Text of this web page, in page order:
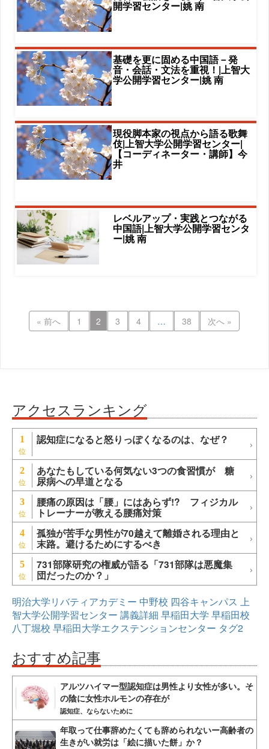
開学習センター|姚 南
基礎を更に固める中国語－発
音・会話・文法を重視！|上智大
学公開学習センター|姚 南
現役脚本家の視点から語る歌舞
伎|上智大学公開学習センター|
【コーディネーター・講師】今
井
レベルアップ・実践とつながる
中国語|上智大学公開学習センタ
ー|姚 南
« 前へ 1 2 3 4 … 38 次へ »
アクセスランキング
1 認知症になると怒りっぽくなるのは、なぜ？
2 あなたもしている何気ない3つの食習慣が 糖
尿病への早道となる
3 腰痛の原因は「腰」にはあらず!? フィジカル
トレーナーが教える腰痛対策
4 孤独が苦手な男性が70越えて離婚される理由と
末路。避けるためにするべき
5 731部隊研究の権威が語る「731部隊は悪魔集
団だったのか？」
明治大学リバティアカデミー 中野校 四谷キャンパス 上
智大学公開学習センター 講義詳細 早稲田大学 早稲田校
八丁堀校 早稲田大学エクステンションセンター タグ2
おすすめ記事
アルツハイマー型認知症は男性より女性が多い。そ
の陰に女性ホルモンの存在が
認知症、ならないために
年取って仕事辞めたくても辞められないー高齢者の
生きがい就労は「絵に描いた餅」か？